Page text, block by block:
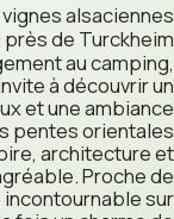
alsaciennes
de Turckheim
au camping,
à découvrir un
et une ambiance
pentes orientales
architecture et
Proche de
sur